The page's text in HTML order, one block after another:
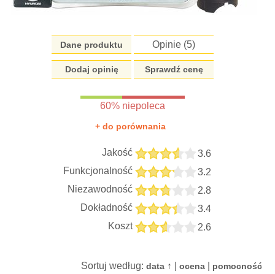
Dane produktu Opinie (5)
Dodaj opinię Sprawdź cenę
60% niepoleca
+ do porównania
Jakość
3.6
Funkcjonalność
3.2
Niezawodność
2.8
Dokładność
3.4
Koszt
2.6
Sortuj według: data↑ | ocena| pomocność